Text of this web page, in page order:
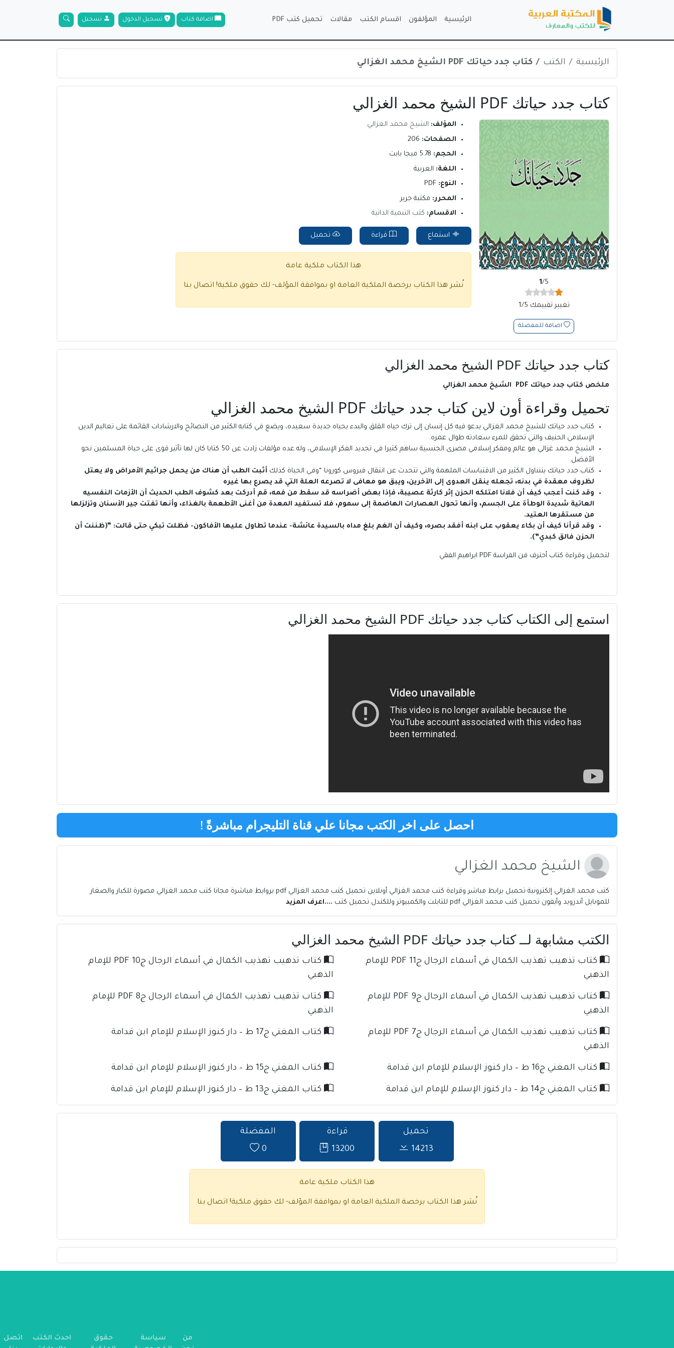
الرئيسية المؤلفون اقسام الكتب مقالات تحميل كتب PDF
الرئيسية الكتب كتاب جدد حياتك PDF الشيخ محمد الغزالي
كتاب جدد حياتك PDF الشيخ محمد الغزالي
1/5
تغيير تقييمك 1/5
اضافة للمفضلة
المؤلف: الشيخ محمد الغزالي
الصفحات:
الحجم:
اللغة: العربية
النوع:
المحرر: مكتبة جرير
الاقسام: كتب التنمية الذاتية
استماع قراءة تحميل
هذا الكتاب ملكية عامة
نُشر هذا الكتاب برخصة الملكية العامة او بموافقة المؤلف- لك حقوق ملكية! اتصال بنا
كتاب جدد حياتك PDF الشيخ محمد الغزالي
ملخص كتاب جدد حياتك PDF الشيخ محمد الغزالي
تحميل وقراءة أون لاينكتاب جدد حياتك
كتاب جدد حياتك للشيخ محمد الغزالي يدعو فيه كل إنسان إلى ترك حياه القلق والبدء بحياه جديدة سعيده، ويضع في كتابه الكثير من النصائح والارشادات القائمة على تعاليم الدين
الإسلامي الحنيف والتي تحقق للمرء سعادته طوال عمره.
الشيخ محمد غزالي هو عالم ومفكر إسلامي مصرى الجنسية ساهم كثيرا في تجديد الفكر الإسلامي، وله عده مؤلفات زادت عن 50 كتابا كان لها تأثير قوى على حياة المسلمين نحو
الأفضل.
كتاب جدد حياتك يتنناول الكثير من الاقتباسات الملهمة والتي تتحدث عن انتقال فيروس كورونا “وفي الحياة كذلك أثبت الطب أن هناك من يحمل جراثيم الأمراض ولا يعتل
لظروف معقدة في بدنه، تجعله ينقل العدوى إلى الآخرين، ويبق هو معافى لا تصرعه العلة التي قد يصرع بها غيره
وقد كنت أعجب كيف أن فلانا امتلكه الحزن إثر كارثة عصيبة، فإذا بعض أضراسه قد سقط من فمه، قم أدركت بعد كشوف الطب الحديث أن الأزمات النفسيه
العاتية شديدة الوطأة على الجسم، وأنها تحول العصارات الهاضمة إلى سموم، فلا تستفيد المعدة من أغنى الأطعمة بالغذاء، وأنها تفتت جير الأسنان وتزلزلها
من مستقرها العتيد.
وقد قرأنا كيف أن بكاء يعقوب على ابنه أفقد بصره، وكيف أن الغم بلغ مداه بالسيدة عائشة- عندما تطاول عليها الأفاكون- فظلت تبكي حتى قالت: “(ظننت أن
الحزن فالق كبدي”).
لتحميل وقراءة كتاب أحترف فن الفراسة PDF ابراهيم الفقي
استمع إلى الكتاب كتاب جدد حياتك PDF الشيخ محمد الغزالي
احصل على اخر الكتب مجانا علي قناة التليجرام مباشرةً !
الشيخ محمد الغزالي
كتب محمد الغزالي إلكترونية تحميل برابط مباشر وقراءة كتب محمد الغزالي أونلاين تحميل كتب محمد الغزالي pdf بروابط مباشرة مجانا كتب محمد الغزالي مصورة للكبار والصغار
للموبايل أندرويد وأيفون تحميل كتب محمد الغزالي pdf للتابلت والكمبيوتر وللكندل تحميل كتب
....اعرف المزيد
الكتب مشابهة لــ كتاب جدد حياتك PDF الشيخ محمد الغزالي
كتاب تذهيب تهذيب الكمال في أسماء الرجال ج11 PDF للإمام
الذهبي
كتاب تذهيب تهذيب الكمال في أسماء الرجال ج10 PDF للإمام
الذهبي
كتاب تذهيب تهذيب الكمال في أسماء الرجال ج9 PDF للإمام
الذهبي
كتاب تذهيب تهذيب الكمال في أسماء الرجال ج8 PDF للإمام
الذهبي
كتاب تذهيب تهذيب الكمال في أسماء الرجال ج7 PDF للإمام
الذهبي
كتاب المغني ج17 ط – دار كنوز الإسلام للإمام ابن قدامة
كتاب المغني ج16 ط – دار كنوز الإسلام للإمام ابن قدامة كتاب المغني ج15 ط – دار كنوز الإسلام للإمام ابن قدامة
كتاب المغني ج14 ط – دار كنوز الإسلام للإمام ابن قدامة كتاب المغني ج13 ط – دار كنوز الإسلام للإمام ابن قدامة
تحميل
14213
قراءة
13200
المفضلة
0
هذا الكتاب ملكية عامة
نُشر هذا الكتاب برخصة الملكية العامة او بموافقة المؤلف- لك حقوق ملكية! اتصال بنا
من
سياسة
حقوق
احدث الكتب
اتصل